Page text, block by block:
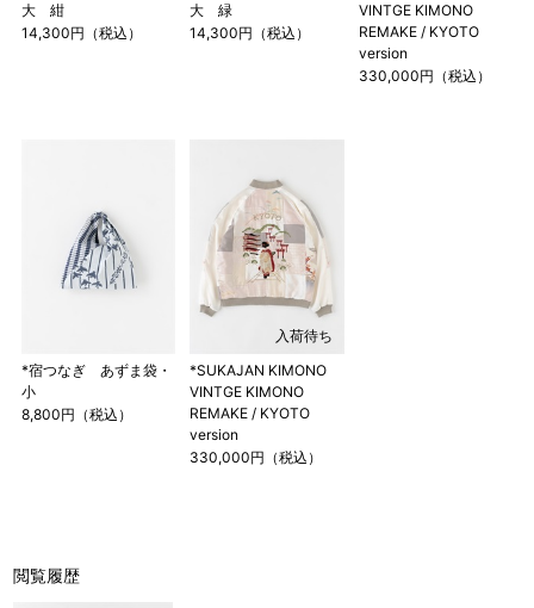
大 紺
14,300円（税込）
大 緑
14,300円（税込）
VINTGE KIMONO
REMAKE / KYOTO
version
330,000円（税込）
*宿つなぎ あずま袋・
小
8,800円（税込）
入荷待ち
*SUKAJAN KIMONO
VINTGE KIMONO
REMAKE / KYOTO
version
330,000円（税込）
閲覧履歴